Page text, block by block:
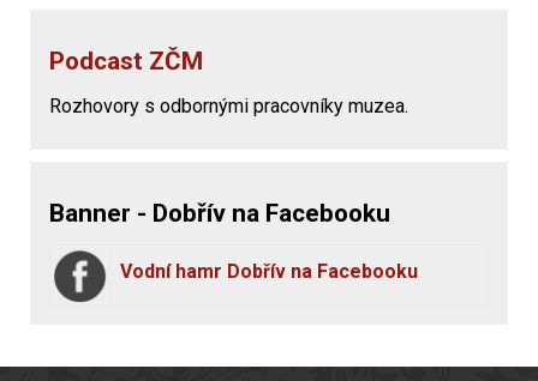
Podcast ZČM
Rozhovory s odbornými pracovníky muzea.
Banner - Dobřív na Facebooku
Vodní hamr Dobřív na Facebooku